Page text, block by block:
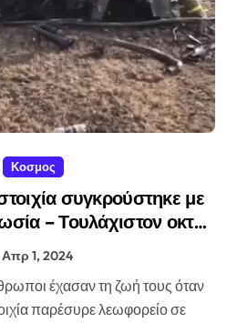
Κοσμος
συγκρούστηκε με
– Τουλάχιστον οκτώ
νεκροί.
Απρ 1, 2024
παρέσυρε λεωφορείο σε